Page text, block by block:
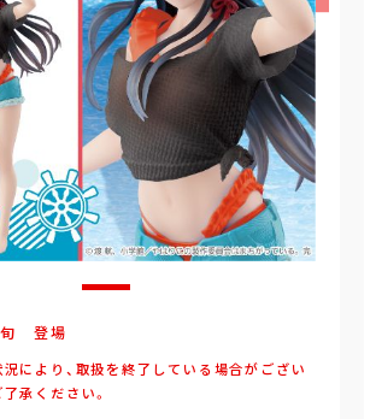
登場
により、取扱を終了している場合がござい
承ください。